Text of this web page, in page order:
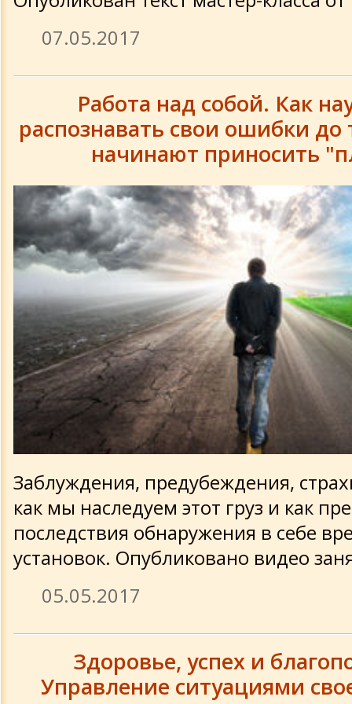
07.05.2017
Работа над собой. Как
распознавать свои ошибки до
начинают приносить
Заблуждения, предубеждения,
как мы наследуем этот груз и как
последствия обнаружения в себе
установок. Опубликовано видео
05.05.2017
Здоровье, успех и
Управление ситуациями
Книги Аура Русы
Статьи
Библиотека сжатых файлов
Новое сообщение
Наши интернет-ссылки
Форум